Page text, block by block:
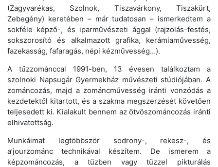
(Zagyvarékas, Szolnok, Tiszavárkony, Tiszakürt,
Zebegény) keretében – már tudatosan – ismerkedtem a
sokféle képző-, és iparművészeti ággal (rajzolás-festés,
sokszorosító és alkalmazott grafika, kerámiaművesség,
fazekasság, fafaragás, népi kézművesség…).
A tűzzománccal 1991-ben, 13 évesen találkoztam a
szolnoki Napsugár Gyermekház művészeti stúdiójában. A
zománcozás, majd a zománcművesség iránti vonzódás a
kezdetektől kitartott, és a szakma megszerzését követően
teljesedett ki. Kialakult bennem az ötvöszománcozás iránti
elhivatottság.
Munkáimat legtöbbször sodrony-, rekesz-, és
a’jourzománc technikával készítem. De ismerem a
képzománcozás, a tűzben vagy tűzzel pikturálás